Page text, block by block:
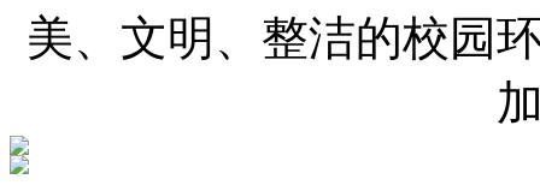
美、文明、整洁的校园